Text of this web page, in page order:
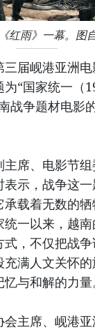
红雨》一幕。图
届岘港亚洲电
“国家统一（
战争题材电影
席、电影节
示，战争这
载着无数的
一以来，越
，不仅把战
满人文关怀
与和解的力量
主席、岘港